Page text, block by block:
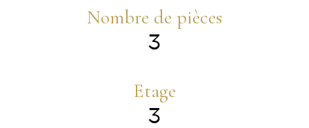
Nombre de pièces
3
Etage
3